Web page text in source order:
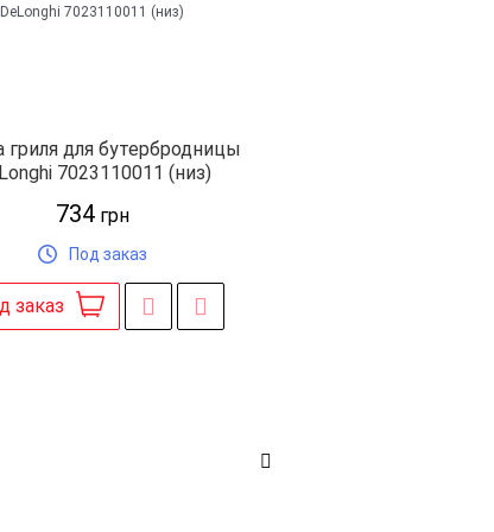
для бутербродницы
7023110011 (низ)
734грн
Под заказ
заказ